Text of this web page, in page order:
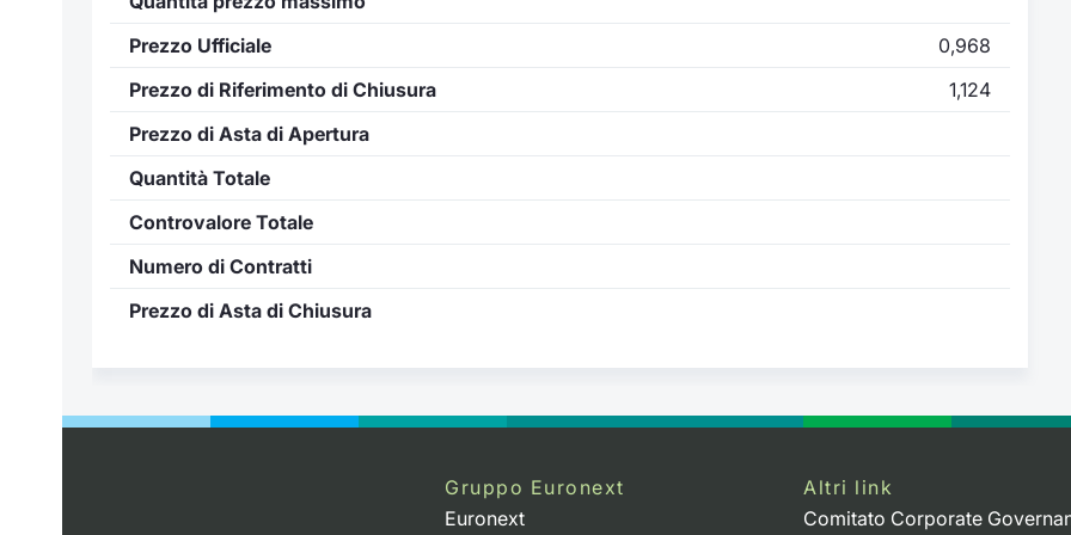
Prezzo Ufficiale
0,968
Prezzo di Riferimento di Chiusura
1,124
Prezzo di Asta di Apertura
Quantità Totale
Controvalore Totale
Numero di Contratti
Prezzo di Asta di Chiusura
Gruppo Euronext
Euronext
Altri link
Comitato Corporate